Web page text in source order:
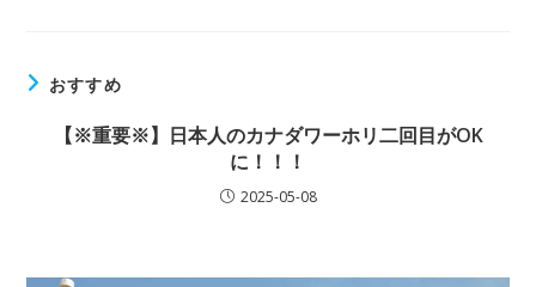
おすすめ
【※重要※】日本人のカナダワーホリ二回目がOK
に！！！
2025-05-08